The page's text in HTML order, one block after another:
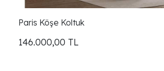
Paris Köşe Koltuk
146.000,00 TL